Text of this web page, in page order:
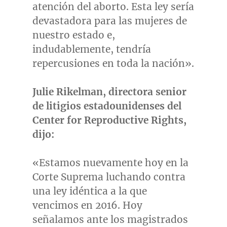
atención del aborto. Esta ley sería
devastadora para las mujeres de
nuestro estado e,
indudablemente, tendría
repercusiones en toda la nación».
Julie Rikelman, directora senior
de litigios estadounidenses del
Center for Reproductive Rights,
dijo:
«Estamos nuevamente hoy en la
Corte Suprema luchando contra
una ley idéntica a la que
vencimos en 2016. Hoy
señalamos ante los magistrados